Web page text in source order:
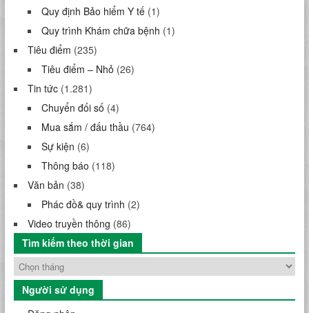
Quy định Bảo hiểm Y tế(1)
Quy trình Khám chữa bệnh (1)
Tiêu điểm (235)
Tiêu điểm – Nhỏ (26)
Tin tức(1.281)
Chuyển đối số (4)
Mua sắm / đấu thầu (764)
Sự kiện (6)
Thông báo (118)
Văn bản (38)
Phác đồ& quy trình (2)
Video truyền thông (86)
Tìm kiếm theo thời gian
Người sử dụng